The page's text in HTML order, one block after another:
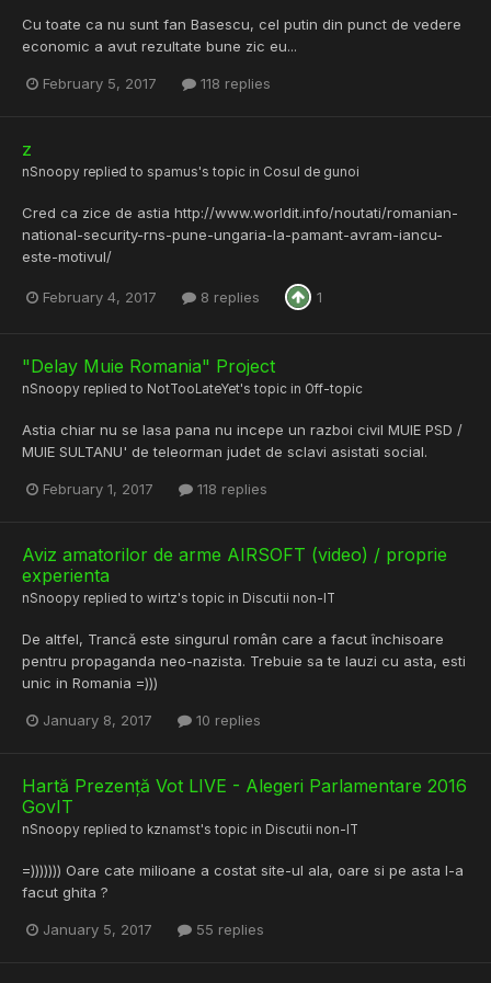
Cu toate ca nu sunt fan Basescu, cel putin din punct de vedere
economic a avut rezultate bune zic eu...
February 5, 2017 118 replies
z
nSnoopy replied to spamus's topic in Cosul de gunoi
Cred ca zice de astia http://www.worldit.info/noutati/romanian-
national-security-rns-pune-ungaria-la-pamant-avram-iancu-
este-motivul/
February 4, 2017 8 replies 1
"Delay Muie Romania" Project
nSnoopy replied to NotTooLateYet's topic in Off-topic
Astia chiar nu se lasa pana nu incepe un razboi civil MUIE PSD /
MUIE SULTANU' de teleorman judet de sclavi asistati social.
February 1, 2017 118 replies
Aviz amatorilor de arme AIRSOFT (video) / proprie
experienta
nSnoopy replied to wirtz's topic in Discutii non-IT
De altfel, Trancă este singurul român care a facut închisoare
pentru propaganda neo-nazista. Trebuie sa te lauzi cu asta, esti
unic in Romania =)))
January 8, 2017 10 replies
Hartă Prezență Vot LIVE - Alegeri Parlamentare 2016
GovIT
nSnoopy replied to kznamst's topic in Discutii non-IT
=))))))) Oare cate milioane a costat site-ul ala, oare si pe asta l-a
facut ghita ?
January 5, 2017 55 replies